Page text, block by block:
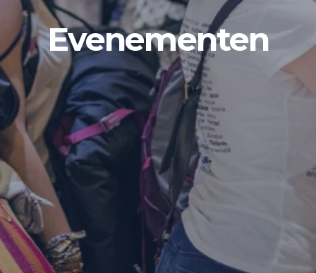
Evenementen